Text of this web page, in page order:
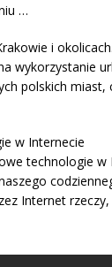
…
i okolicach.
wykorzystanie
polskich miast,
w Internecie
technologie w
Internet